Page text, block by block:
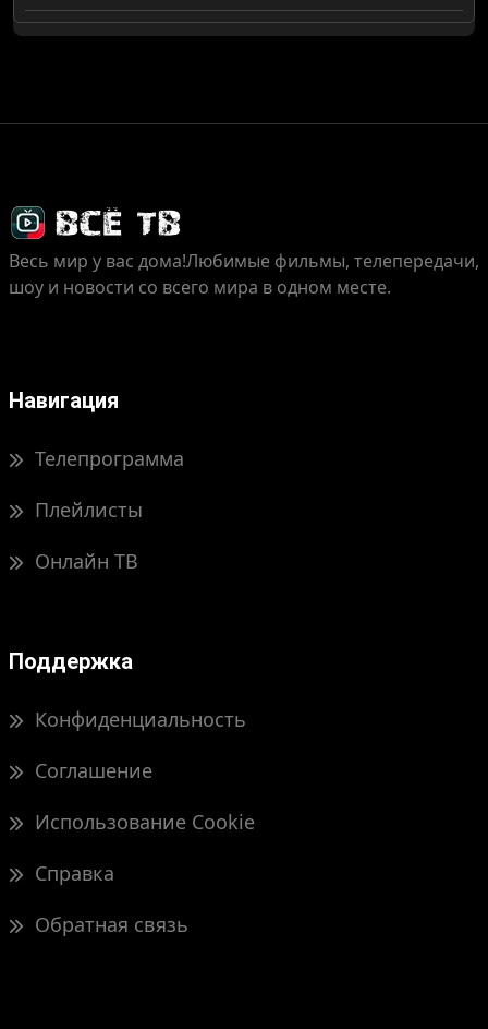
Весь мир у вас дома!Любимые фильмы, телепередачи,
шоу и новости со всего мира в одном месте.
Навигация
Телепрограмма
Плейлисты
Онлайн ТВ
Поддержка
Конфиденциальность
Соглашение
Использование Cookie
Справка
Обратная связь